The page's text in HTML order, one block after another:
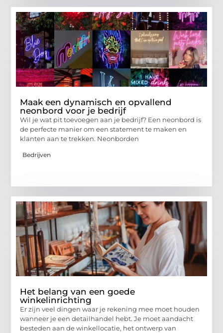
Maak een dynamisch en opvallend
neonbord voor je bedrijf
Wil je wat pit toevoegen aan je bedrijf? Een neonbord is
de perfecte manier om een statement te maken en
klanten aan te trekken. Neonborden
Bedrijven
Het belang van een goede
winkelinrichting
Er zijn veel dingen waar je rekening mee moet houden
wanneer je een detailhandel hebt. Je moet aandacht
besteden aan de winkellocatie, het ontwerp van